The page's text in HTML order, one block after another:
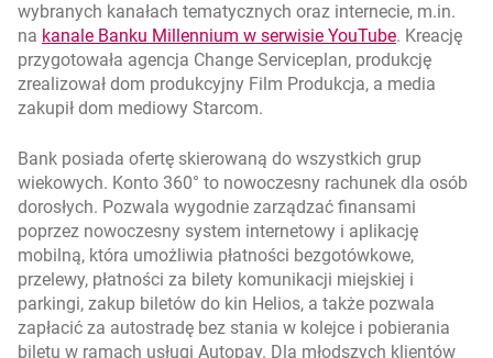
wybranych kanałach tematycznych oraz internecie, m.in.
na kanale Banku Millennium w serwisie YouTubeotwiera się
. Kreację
przygotowała agencja Change Serviceplan, produkcję
zrealizował dom produkcyjny Film Produkcja, a media
zakupił dom mediowy Starcom.
Bank posiada ofertę skierowaną do wszystkich grup
wiekowych. Konto 360° to nowoczesny rachunek dla osób
dorosłych. Pozwala wygodnie zarządzać finansami
poprzez nowoczesny system internetowy i aplikację
mobilną, która umożliwia płatności bezgotówkowe,
przelewy, płatności za bilety komunikacji miejskiej i
parkingi, zakup biletów do kin Helios, a także pozwala
zapłacić za autostradę bez stania w kolejce i pobierania
biletu w ramach usługi Autopay. Dla młodszych klientów